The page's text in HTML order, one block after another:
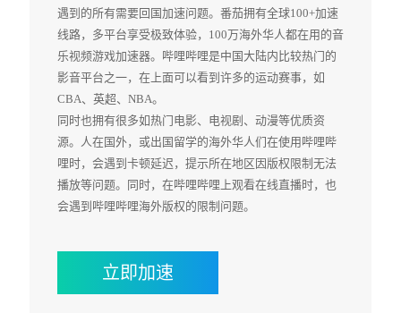
遇到的所有需要回国加速问题。番茄拥有全球100+加速
线路，多平台享受极致体验，100万海外华人都在用的音
乐视频游戏加速器。哔哩哔哩是中国大陆内比较热门的
影音平台之一，在上面可以看到许多的运动赛事，如
CBA、英超、NBA。
同时也拥有很多如热门电影、电视剧、动漫等优质资
源。人在国外，或出国留学的海外华人们在使用哔哩哔
哩时，会遇到卡顿延迟，提示所在地区因版权限制无法
播放等问题。同时，在哔哩哔哩上观看在线直播时，也
会遇到哔哩哔哩海外版权的限制问题。
立即加速